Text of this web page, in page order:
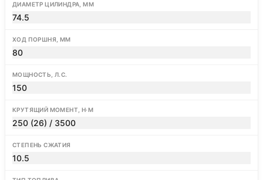
ДИАМЕТР ЦИЛИНДРА, ММ
74.5
ХОД ПОРШНЯ, ММ
80
МОЩНОСТЬ, Л.С.
150
КРУТЯЩИЙ МОМЕНТ, Н·М
250 (26) / 3500
СТЕПЕНЬ СЖАТИЯ
10.5